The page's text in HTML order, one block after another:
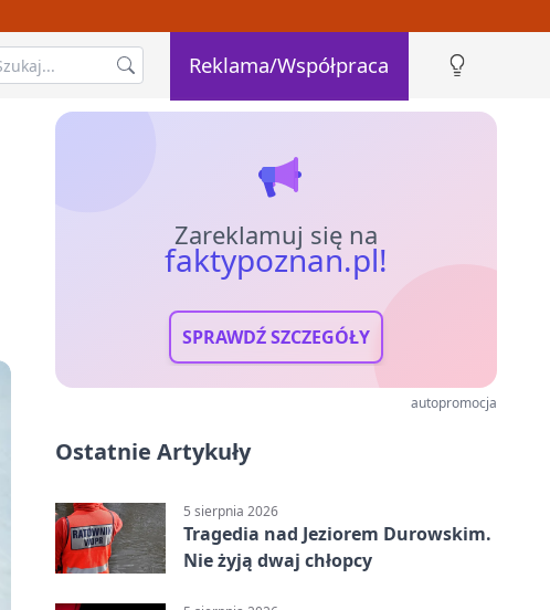
Reklama/Współpraca
Zareklamuj się na
faktypoznan.pl!
SPRAWDŹ SZCZEGÓŁY
autopromocja
Ostatnie Artykuły
5 sierpnia 2026
Tragedia nad Jeziorem Durowskim.
Nie żyją dwaj chłopcy